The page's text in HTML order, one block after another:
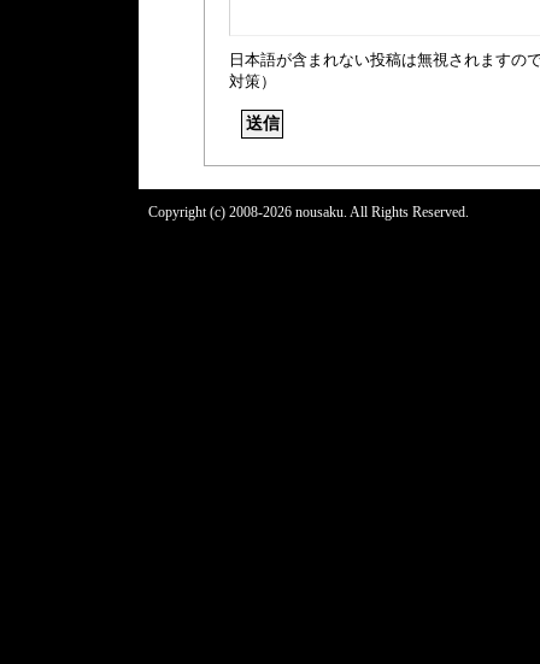
日本語が含まれない投稿は無視されますの
対策）
Copyright (c) 2008-2026 nousaku. All Rights Reserved.